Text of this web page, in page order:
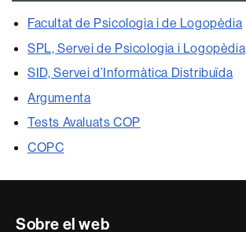
Facultat de Psicologia i de Logopèdia
SPL, Servei de Psicologia i Logopèdia
SID, Servei d’Informàtica Distribuïda
Argumenta
Tests Avaluats COP
COPC
Contacte
Sobre el web